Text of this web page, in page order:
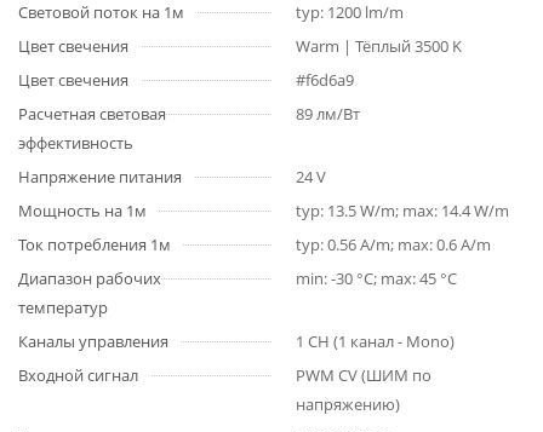
Световой поток на 1м
typ: 1200 lm/m
Цвет свечения
Warm | Тёплый 3500 K
Цвет свечения
#f6d6a9
Расчетная световая
эффективность
89 лм/Вт
Напряжение питания
24 V
Мощность на 1м
typ: 13.5 W/m; max: 14.4 W/m
Ток потребления 1м
typ: 0.56 A/m; max: 0.6 A/m
Диапазон рабочих
температур
min: -30 °C; max: 45 °C
Каналы управления
1 CH (1 канал - Mono)
Входной сигнал
PWM СV (ШИМ по
напряжению)